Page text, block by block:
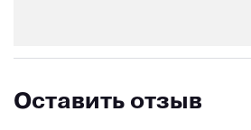
Оставить отзыв